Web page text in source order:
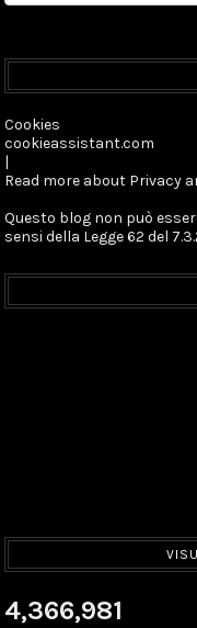
Cookies
cookieassistant.com
|
Read more about Privacy
Questo blog non può
sensi della Legge 62 del
4,366,981